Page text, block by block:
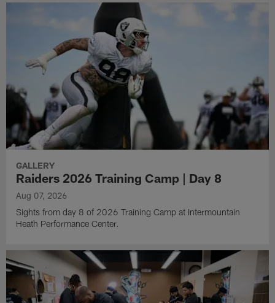
GALLERY
Raiders 2026 Training Camp | Day 8
Aug 07, 2026
Sights from day 8 of 2026 Training Camp at Intermountain
Heath Performance Center.